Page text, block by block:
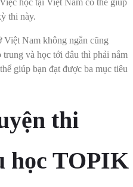
học tại Việt Nam có thể giúp
thi này.
Nam không ngắn cũng
và học tới đâu thì phải nắm
giúp bạn đạt được ba mục tiêu
thi
học TOPIK